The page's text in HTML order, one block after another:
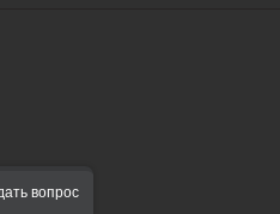
вопрос